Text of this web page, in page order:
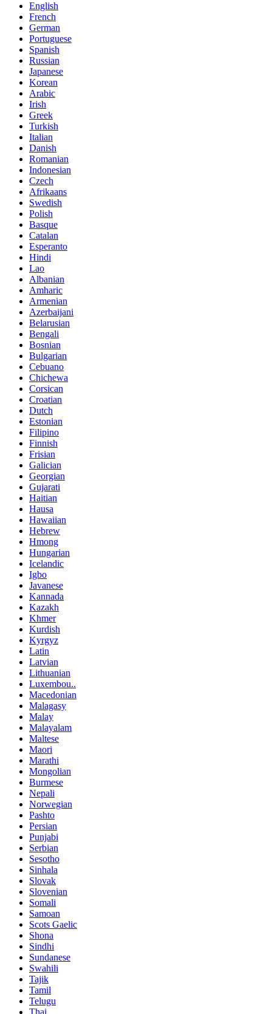
English
French
German
Portuguese
Spanish
Russian
Japanese
Korean
Arabic
Irish
Greek
Turkish
Italian
Danish
Romanian
Indonesian
Czech
Afrikaans
Swedish
Polish
Basque
Catalan
Esperanto
Hindi
Lao
Albanian
Amharic
Armenian
Azerbaijani
Belarusian
Bengali
Bosnian
Bulgarian
Cebuano
Chichewa
Corsican
Croatian
Dutch
Estonian
Filipino
Finnish
Frisian
Galician
Georgian
Gujarati
Haitian
Hausa
Hawaiian
Hebrew
Hmong
Hungarian
Icelandic
Igbo
Javanese
Kannada
Kazakh
Khmer
Kurdish
Kyrgyz
Latin
Latvian
Lithuanian
Luxembou..
Macedonian
Malagasy
Malay
Malayalam
Maltese
Maori
Marathi
Mongolian
Burmese
Nepali
Norwegian
Pashto
Persian
Punjabi
Serbian
Sesotho
Sinhala
Slovak
Slovenian
Somali
Samoan
Scots Gaelic
Shona
Sindhi
Sundanese
Swahili
Tajik
Tamil
Telugu